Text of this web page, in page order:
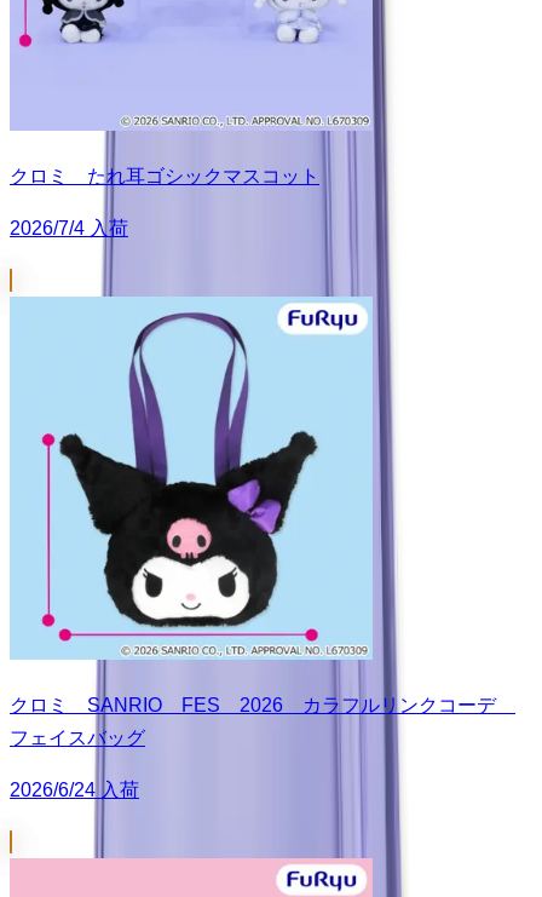
クロミ たれ耳ゴシックマスコット
2026/7/4 入荷
クロミ SANRIO FES 2026 カラフルリンクコーデ
フェイスバッグ
2026/6/24 入荷